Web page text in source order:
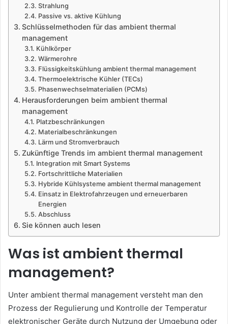
Strahlung
Passive vs. aktive Kühlung
Schlüsselmethoden für das ambient thermal
management
Kühlkörper
Wärmerohre
Flüssigkeitskühlung ambient thermal management
Thermoelektrische Kühler (TECs)
Phasenwechselmaterialien (PCMs)
Herausforderungen beim ambient thermal
management
Platzbeschränkungen
Materialbeschränkungen
Lärm und Stromverbrauch
Zukünftige Trends im ambient thermal management
Integration mit Smart Systems
Fortschrittliche Materialien
Hybride Kühlsysteme ambient thermal management
Einsatz in Elektrofahrzeugen und erneuerbaren
Energien
Abschluss
Sie können auch lesen
Was ist ambient thermal
management?
Unter ambient thermal management versteht man den
Prozess der Regulierung und Kontrolle der Temperatur
elektronischer Geräte durch Nutzung der Umgebung oder